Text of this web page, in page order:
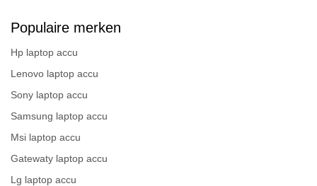
Populaire merken
Hp laptop accu
Lenovo laptop accu
Sony laptop accu
Samsung laptop accu
Msi laptop accu
Gatewaty laptop accu
Lg laptop accu